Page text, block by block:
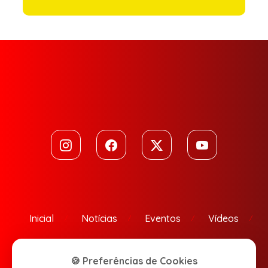
Inicial Notícias Eventos Vídeos
🍪 Preferências de Cookies